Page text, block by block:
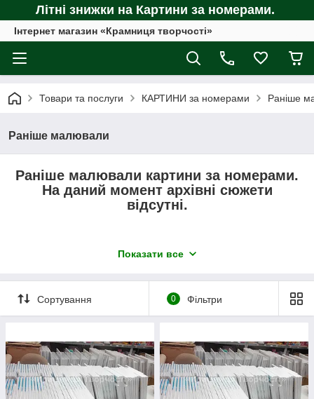
Літні знижки на Картини за номерами.
Інтернет магазин «Крамниця творчості»
Товари та послуги КАРТИНИ за номерами Раніше
Раніше малювали
Раніше малювали картини за номерами.
На даний момент архівні сюжети
відсутні.
Дивіться основні розділи каталогу малювання
за номерами:
Живопис за номерами без коробки
Картини за номерами в коробці
Відправляємо Новою поштою та Укрпоштою у будь-яке місто
на Україні: Харків, Львів, Київ, Івано-Франківськ, Чернівці,
Мукачево, Одеса, Ужгород, Вінниця, Славутич, Дніпро, Южне,
Хмельницький, Тернопіль, Рівне, Запоріжжя, Полтава,
Чернігів, Чернівці, Кам'янець-Подільський, Бориспіль, Суми,
Показати все
Сортування 0 Фільтри